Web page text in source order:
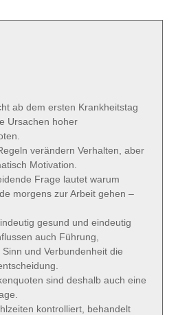
ab dem ersten Krankheitstag
Ursachen hoher
verändern Verhalten, aber
Motivation.
Frage lautet warum
morgens zur Arbeit gehen –
gesund und eindeutig
auch Führung,
Sinn und Verbundenheit die
sind deshalb auch eine
kontrolliert, behandelt